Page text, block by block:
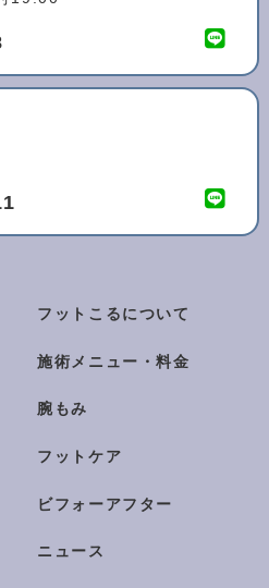
フットこるについて
施術メニュー・料金
腕もみ
フットケア
ビフォーアフター
ニュース